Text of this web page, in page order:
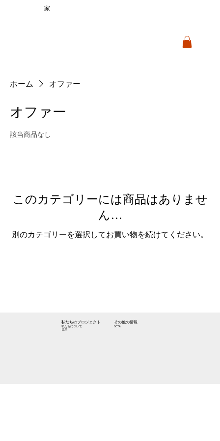
家
ホーム オファー
オファー
該当商品なし
このカテゴリーには商品はありませ
ん…
別のカテゴリーを選択してお買い物を続けてください。
私たちのプロジェクト
私たちについて
採用
その他の情報
SCTA